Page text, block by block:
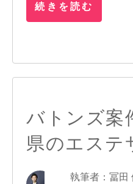
続きを読む
バトンズ案
県のエステ
執筆者：冨田